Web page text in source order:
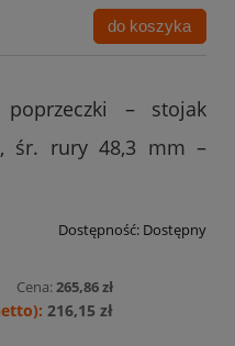
do koszyka
– stojak
śr. rury 48,3 mm –
Dostępność: Dostępny
Cena:265,86 zł
216,15 zł